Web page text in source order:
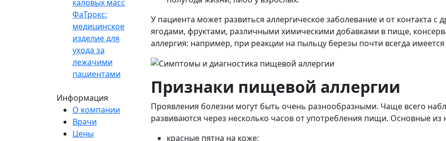
каловых масс
ФаТрокс:
медицинское
изделие для
ухода за
лежачими
пациентами
Информация
О компании
Врачи
Цены
У пациента может развиться аллергическое заболевание и от контакта с
ягодами, фруктами, различными химическими добавками в пище,
аллергия: например, при реакции на пыльцу березы почти всегда
Признаки пищевой аллергии
Проявления болезни могут быть очень разнообразными. Чаще всего
развиваются через несколько часов от употребления пищи. Основные из
красные пятна на коже;